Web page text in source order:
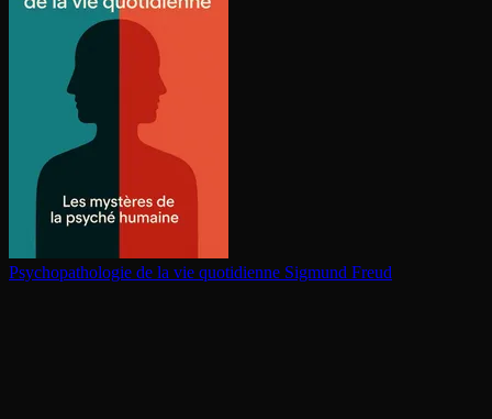
Psy­cho­pa­tho­lo­gie de la vie quotidienne Sigmund Freud